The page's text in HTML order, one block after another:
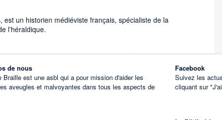
un historien médiéviste français, spécialiste de la
l'héraldique.
de nous
Braille est une asbl qui a pour mission d'aider les
aveugles et malvoyantes dans tous les aspects de
Facebook
Suivez les
cliquant sur